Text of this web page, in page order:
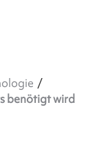
benötigt wird